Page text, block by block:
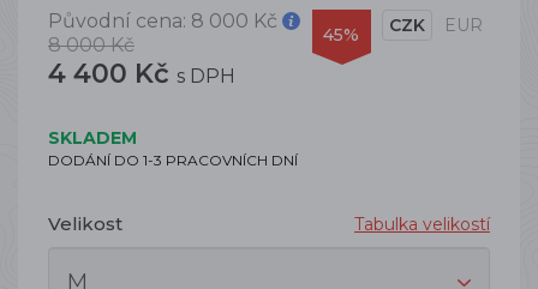
Původní cena: 8 000 Kč
8 000 Kč
4 400 Kč s DPH
45% CZK EUR
SKLADEM
DODÁNÍ DO 1-3 PRACOVNÍCH DNÍ
Velikost Tabulka velikostí